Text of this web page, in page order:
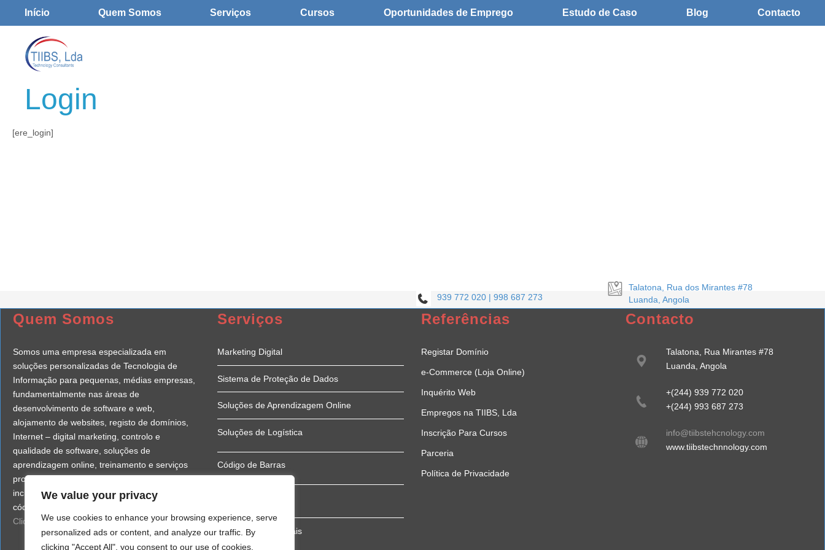
We value your privacy
We use cookies to enhance your browsing experience, serve
personalized ads or content, and analyze our traffic. By
clicking "Accept All", you consent to our use of cookies.
Início Quem Somos Serviços Cursos Oportunidades de Emprego Estudo de Caso Blog Contacto
Talatona, Rua dos Mirantes #78
Luanda, Angola
939 772 020 | 998 687 273
Login
[ere_login]
Quem Somos
Somos uma empresa especializada em
soluções personalizadas de Tecnologia de
Informação para pequenas, médias empresas,
fundamentalmente nas áreas de
desenvolvimento de software e web,
alojamento de websites, registo de domínios,
Internet – digital marketing, controlo e
qualidade de software, soluções de
aprendizagem online, treinamento e serviços
profissionais e vendas de soluções logísticas,
incluindo desenvolvimento de lojas online e
códigos de barras.
Clique aqui para mais informações
Serviços
Marketing Digital
Sistema de Proteção de Dados
Soluções de Aprendizagem Online
Soluções de Logística
Código de Barras
Serviços Profissionais
Referências
Registar Domínio
e-Commerce (Loja Online)
Inquérito Web
Empregos na TIIBS, Lda
Inscrição Para Cursos
Parceria
Política de Privacidade
Contacto
Talatona, Rua Mirantes #78
Luanda, Angola
+(244) 939 772 020
+(244) 993 687 273
info@tiibstehcnology.com
www.tiibstechnnology.com